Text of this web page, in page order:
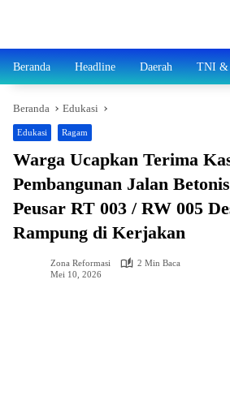
Beranda Headline Daerah TNI &
Beranda Edukasi
Edukasi Ragam
Warga Ucapkan Terima
Pembangunan Jalan
Peusar RT 003 / RW 005
Rampung di Kerjakan
Zona Reformasi
2 Min Baca
Mei 10, 2026